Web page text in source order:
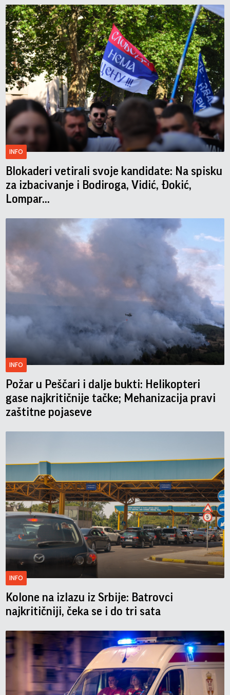
INFO
Blokaderi vetirali svoje kandidate: Na spisku
za izbacivanje i Bodiroga, Vidić, Đokić,
Lompar...
INFO
Požar u Peščari i dalje bukti: Helikopteri
gase najkritičnije tačke; Mehanizacija pravi
zaštitne pojaseve
INFO
Kolone na izlazu iz Srbije: Batrovci
najkritičniji, čeka se i do tri sata